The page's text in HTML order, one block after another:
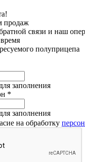
продаж
связи и наш
полуприцепа
заполнения
*
заполнения
на обработку